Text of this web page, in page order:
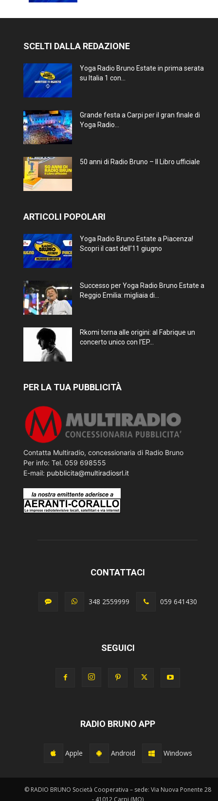
SCELTI DALLA REDAZIONE
Yoga Radio Bruno Estate in prima serata
su Italia 1 con...
Grande festa a Carpi per il gran finale di
Yoga Radio...
50 anni di Radio Bruno – Il Libro ufficiale
ARTICOLI POPOLARI
Yoga Radio Bruno Estate a Piacenza!
Scopri il cast dell’11 giugno
Successo per Yoga Radio Bruno Estate a
Reggio Emilia: migliaia di...
Rkomi torna alle origini: al Fabrique un
concerto unico con l’EP...
PER LA TUA PUBBLICITÀ
Contatta Multiradio, concessionaria di Radio Bruno
Per info: Tel. 059 698555
E-mail: pubblicita@multiradiosrl.it
CONTATTACI
348 2559999 059 641430
SEGUICI
RADIO BRUNO APP
Apple Android Windows
© RADIO BRUNO Società Cooperativa – sede: Via Nuova Ponente 28